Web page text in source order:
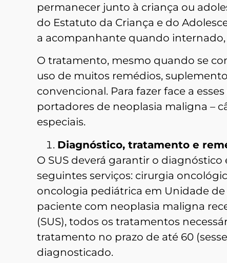
permanecer junto à criança ou
do Estatuto da Criança e do
a acompanhante quando
O tratamento, mesmo quando se
uso de muitos remédios,
convencional. Para fazer face a
portadores de neoplasia maligna –
especiais.
Diagnóstico, tratamento e
O SUS deverá garantir o
seguintes serviços: cirurgia
oncologia pediátrica em Unidade
paciente com neoplasia maligna
(SUS), todos os tratamentos
tratamento no prazo de até 60
diagnosticado.